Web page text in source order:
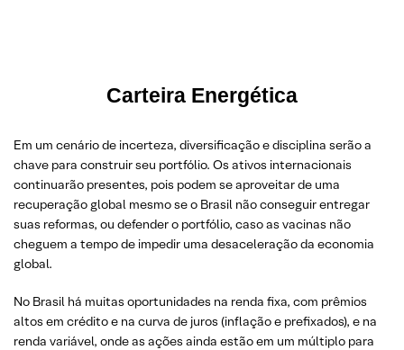
Carteira Energética
Em um cenário de incerteza, diversificação e disciplina serão a
chave para construir seu portfólio. Os ativos internacionais
continuarão presentes, pois podem se aproveitar de uma
recuperação global mesmo se o Brasil não conseguir entregar
suas reformas, ou defender o portfólio, caso as vacinas não
cheguem a tempo de impedir uma desaceleração da economia
global.
No Brasil há muitas oportunidades na renda fixa, com prêmios
altos em crédito e na curva de juros (inflação e prefixados), e na
renda variável, onde as ações ainda estão em um múltiplo para